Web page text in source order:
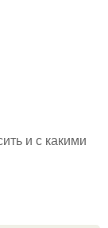
и с какими